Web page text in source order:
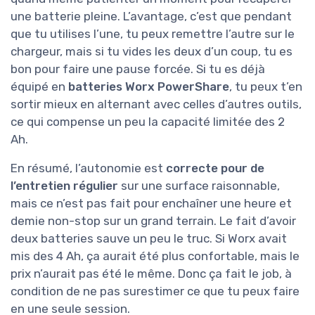
une batterie pleine. L’avantage, c’est que pendant
que tu utilises l’une, tu peux remettre l’autre sur le
chargeur, mais si tu vides les deux d’un coup, tu es
bon pour faire une pause forcée. Si tu es déjà
équipé en batteries Worx PowerShare, tu peux t’en
sortir mieux en alternant avec celles d’autres outils,
ce qui compense un peu la capacité limitée des 2
Ah.
En résumé, l’autonomie est correcte pour de
l’entretien régulier sur une surface raisonnable,
mais ce n’est pas fait pour enchaîner une heure et
demie non-stop sur un grand terrain. Le fait d’avoir
deux batteries sauve un peu le truc. Si Worx avait
mis des 4 Ah, ça aurait été plus confortable, mais le
prix n’aurait pas été le même. Donc ça fait le job, à
condition de ne pas surestimer ce que tu peux faire
en une seule session.